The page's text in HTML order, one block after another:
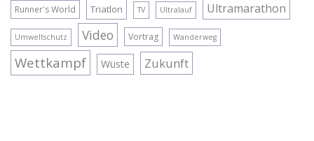
Runner's World Triatlon TV Ultralauf Ultramarathon
Umweltschutz Video Vortrag Wanderweg
Wettkampf Wüste Zukunft